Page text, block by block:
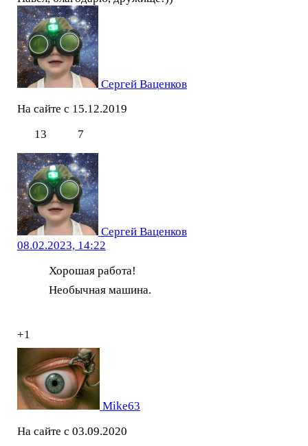
Сергей Ваценков
На сайте с 15.12.2019
13
7
Сергей Ваценков
08.02.2023, 14:22
Хорошая работа!
Необычная машина.
+1
Mike63
На сайте с 03.09.2020